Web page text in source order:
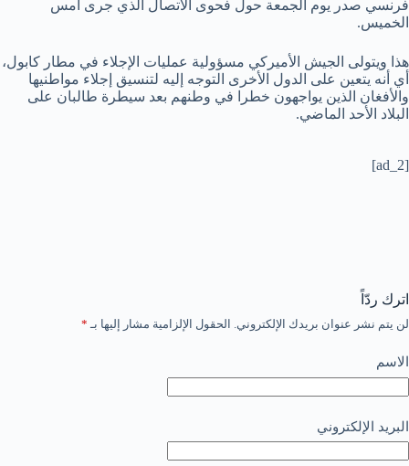
فرنسي صدر يوم الجمعة حول فحوى الاتصال الذي جرى أمس
الخميس.
هذا ويتولى الجيش الأميركي مسؤولية عمليات الإجلاء في مطار كابول،
أي أنه يتعين على الدول الأخرى التوجه إليه لتنسيق إجلاء مواطنيها
والأفغان الذين يواجهون خطرا في وطنهم بعد سيطرة طالبان على
البلاد الأحد الماضي.
[ad_2]
اترك ردّاً
لن يتم نشر عنوان بريدك الإلكتروني. الحقول الإلزامية مشار إليها بـ *
الاسم
البريد الإلكتروني